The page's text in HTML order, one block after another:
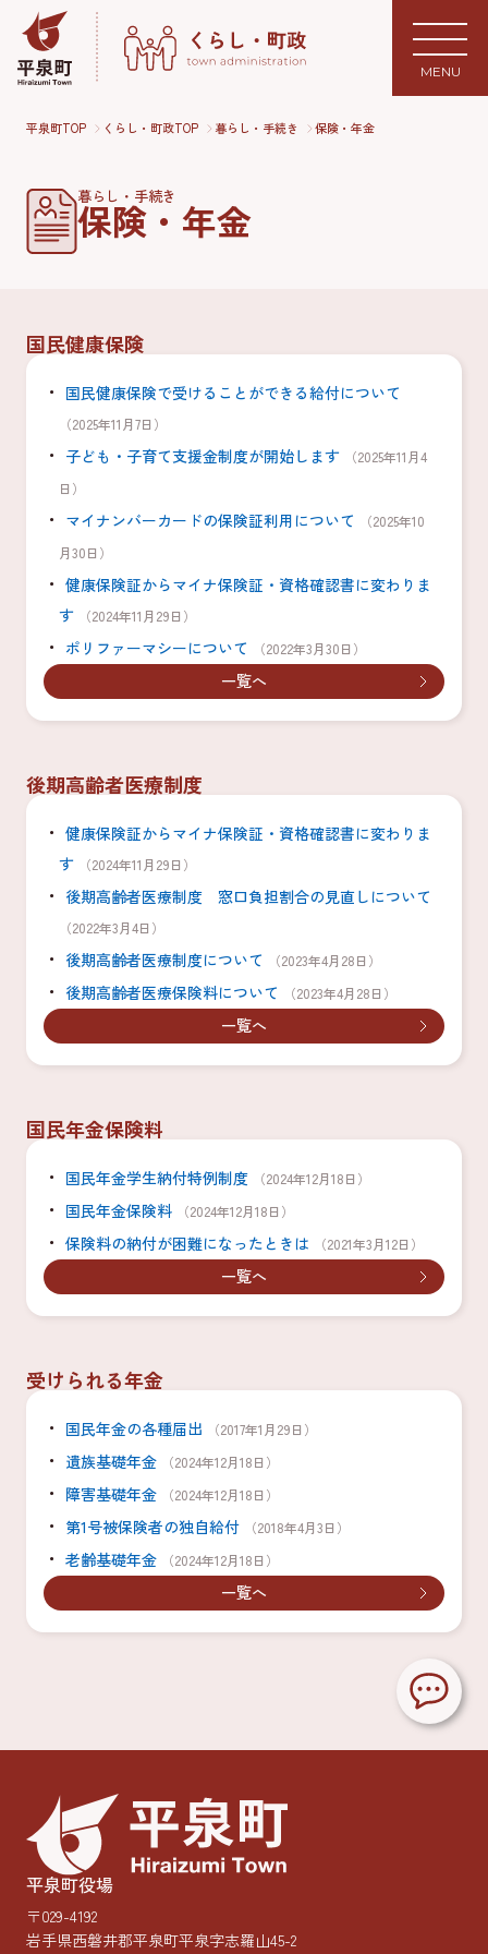
MENU
平泉町TOP くらし・町政TOP 暮らし・手続き 保険・年金
暮らし・手続き
保険・年金
国民健康保険
国民健康保険で受けることができる給付について
（2025年11月7日）
子ども・子育て支援金制度が開始します
（2025年11月4
日）
マイナンバーカードの保険証利用について
（2025年10
月30日）
健康保険証からマイナ保険証・資格確認書に変わりま
す
（2024年11月29日）
ポリファーマシーについて （2022年3月30日）
一覧へ
後期高齢者医療制度
健康保険証からマイナ保険証・資格確認書に変わりま
す
（2024年11月29日）
後期高齢者医療制度 窓口負担割合の見直しについて
（2022年3月4日）
後期高齢者医療制度について （2023年4月28日）
後期高齢者医療保険料について （2023年4月28日）
一覧へ
国民年金保険料
国民年金学生納付特例制度 （2024年12月18日）
国民年金保険料 （2024年12月18日）
保険料の納付が困難になったときは （2021年3月12日）
一覧へ
受けられる年金
国民年金の各種届出 （2017年1月29日）
遺族基礎年金 （2024年12月18日）
障害基礎年金 （2024年12月18日）
第1号被保険者の独自給付 （2018年4月3日）
老齢基礎年金 （2024年12月18日）
一覧へ
平泉町役場
〒029-4192
岩手県西磐井郡平泉町平泉字志羅山45-2